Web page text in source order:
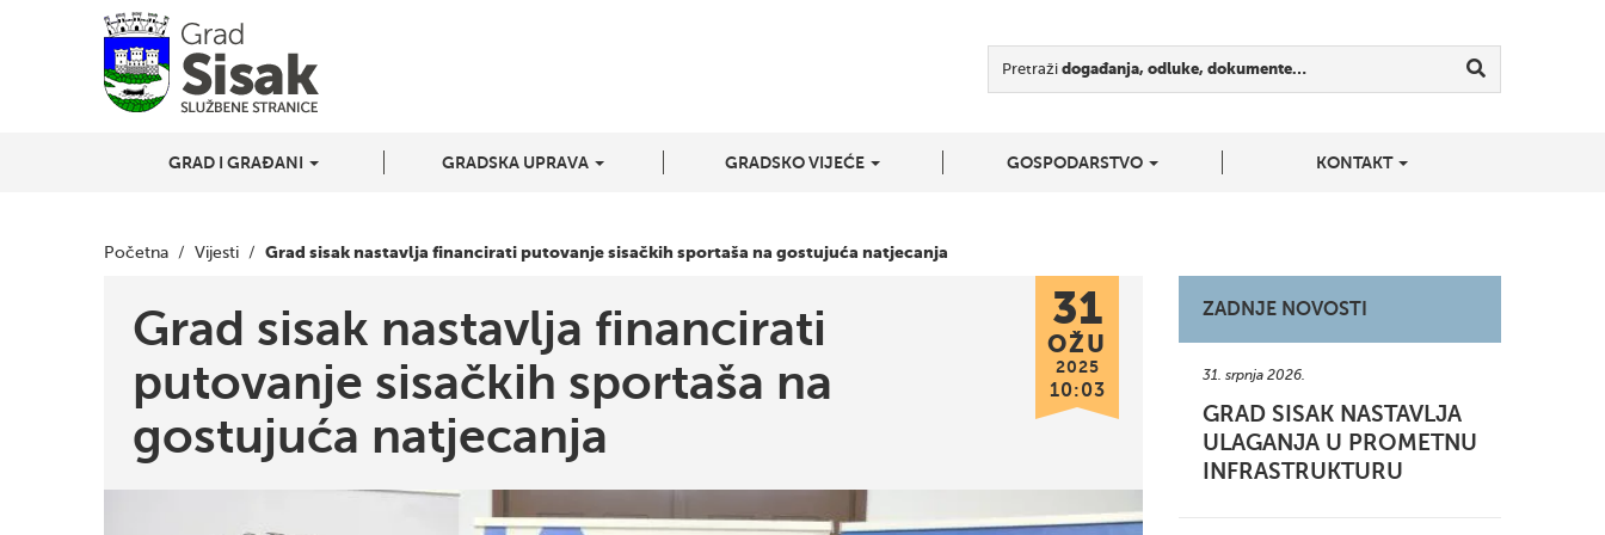
Pretraži događanja, odluke, dokumente…
GRAD I GRAĐANI GRADSKA UPRAVA GRADSKO VIJEĆE GOSPODARSTVO KONTAKT
Početna / Vijesti / Grad sisak nastavlja financirati putovanje sisačkih sportaša na gostujuća natjecanja
Grad sisak nastavlja financirati
putovanje sisačkih sportaša na
gostujuća natjecanja
31
OŽU
2025
10:03
ZADNJE NOVOSTI
31. srpnja 2026.
GRAD SISAK NASTAVLJA
ULAGANJA U PROMETNU
INFRASTRUKTURU